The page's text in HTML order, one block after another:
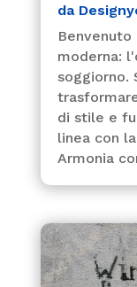
da
moderna:
soggiorno.
di stile e
linea con
Armonia